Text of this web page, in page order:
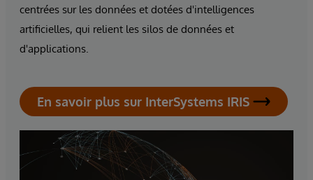
centrées sur les données et dotées d'intelligences
artificielles, qui relient les silos de données et
d'applications.
En savoir plus sur InterSystems IRIS